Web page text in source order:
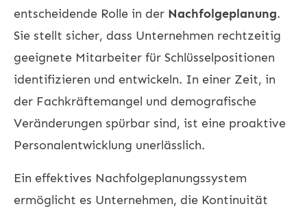
entscheidende Rolle in der Nachfolgeplanung.
Sie stellt sicher, dass Unternehmen rechtzeitig
geeignete Mitarbeiter für Schlüsselpositionen
identifizieren und entwickeln. In einer Zeit, in
der Fachkräftemangel und demografische
Veränderungen spürbar sind, ist eine proaktive
Personalentwicklung unerlässlich.
Ein effektives Nachfolgeplanungssystem
ermöglicht es Unternehmen, die Kontinuität